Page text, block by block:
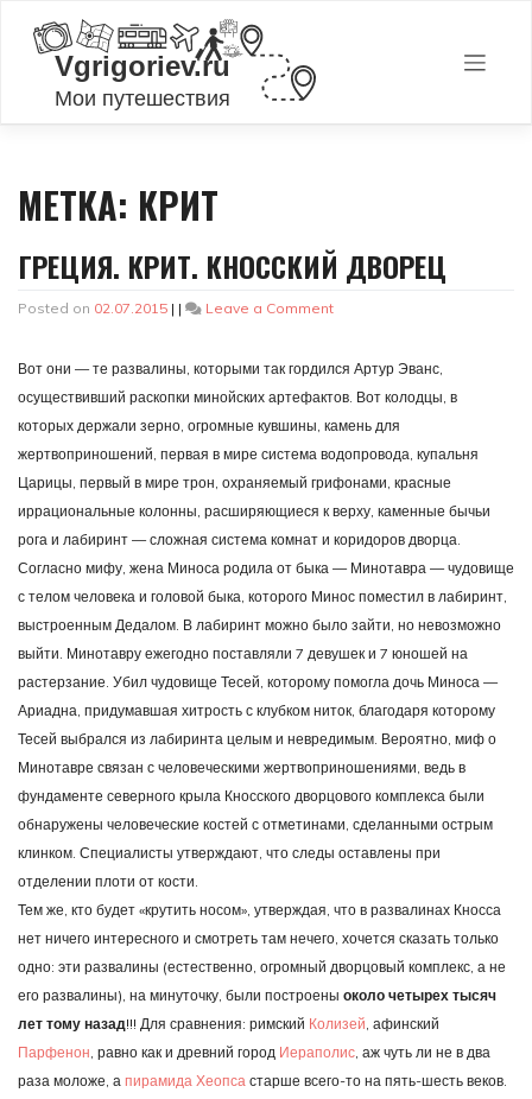
content
МЕТКА: КРИТ
ГРЕЦИЯ. КРИТ. КНОССКИЙ ДВОРЕЦ
Posted on 02.07.2015 | | Leave a Commenton
Кносский
дворец
Вот они — те развалины, которыми так гордился Артур Эванс,
осуществивший раскопки минойских артефактов. Вот колодцы, в
которых держали зерно, огромные кувшины, камень для
жертвоприношений, первая в мире система водопровода, купальня
Царицы, первый в мире трон, охраняемый грифонами, красные
иррациональные колонны, расширяющиеся к верху, каменные бычьи
рога и лабиринт — сложная система комнат и коридоров дворца.
Согласно мифу, жена Миноса родила от быка — Минотавра — чудовище
с телом человека и головой быка, которого Минос поместил в лабиринт,
выстроенным Дедалом. В лабиринт можно было зайти, но невозможно
выйти. Минотавру ежегодно поставляли 7 девушек и 7 юношей на
растерзание. Убил чудовище Тесей, которому помогла дочь Миноса —
Ариадна, придумавшая хитрость с клубком ниток, благодаря которому
Тесей выбрался из лабиринта целым и невредимым. Вероятно, миф о
Минотавре связан с человеческими жертвоприношениями, ведь в
фундаменте северного крыла Кносского дворцового комплекса были
обнаружены человеческие костей с отметинами, сделанными острым
клинком. Специалисты утверждают, что следы оставлены при
отделении плоти от кости.
Тем же, кто будет «крутить носом», утверждая, что в развалинах Кносса
нет ничего интересного и смотреть там нечего, хочется сказать только
одно: эти развалины (естественно, огромный дворцовый комплекс, а не
его развалины), на минуточку, были построены около четырех тысяч
лет тому назад!!! Для сравнения: римский Колизей, афинский
Парфенон, равно как и древний город Иераполис, аж чуть ли не в два
раза моложе, а пирамида Хеопса старше всего-то на пять-шесть веков.